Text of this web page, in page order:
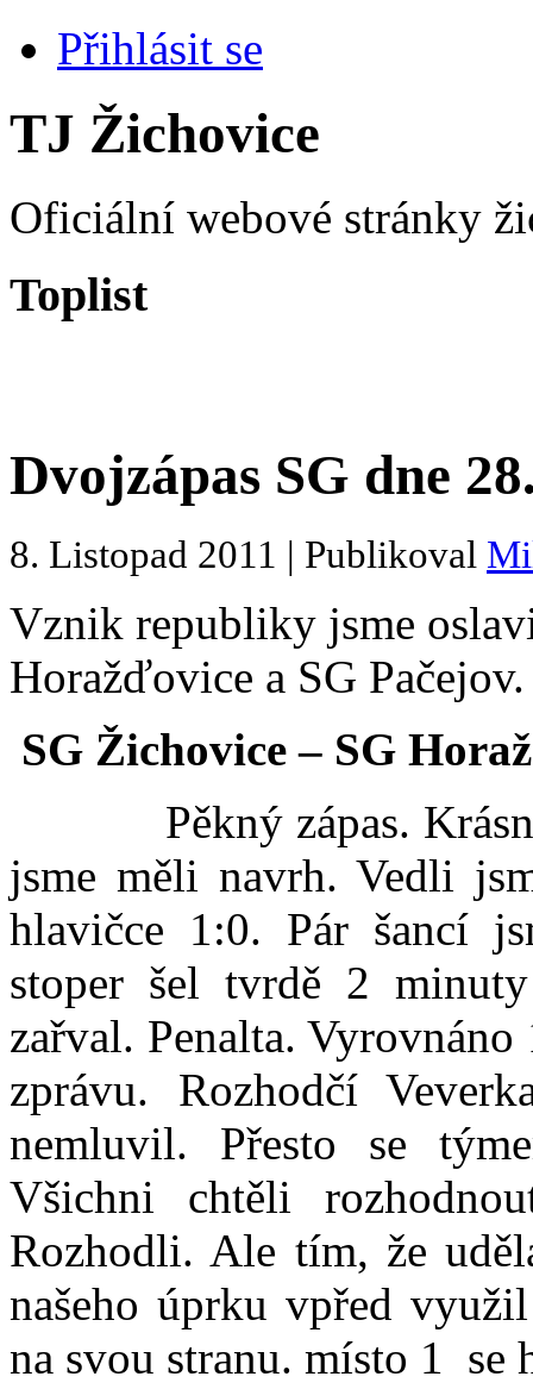
Přihlásit se
TJ Žichovice
Oficiální webové stránky
Toplist
Dvojzápas SG dne
8. Listopad 2011 | Publikoval
Vznik republiky jsme
Horažďovice a SG Pačejov.
SG Žichovice – SG
Pěkný zápas. Krásně
jsme měli navrh. Vedli
hlavičce 1:0. Pár šancí
stoper šel tvrdě 2
zařval. Penalta.
zprávu. Rozhodčí
nemluvil. Přesto se
Všichni chtěli
Rozhodli. Ale tím, že
našeho úprku vpřed
na svou stranu. místo 1 se